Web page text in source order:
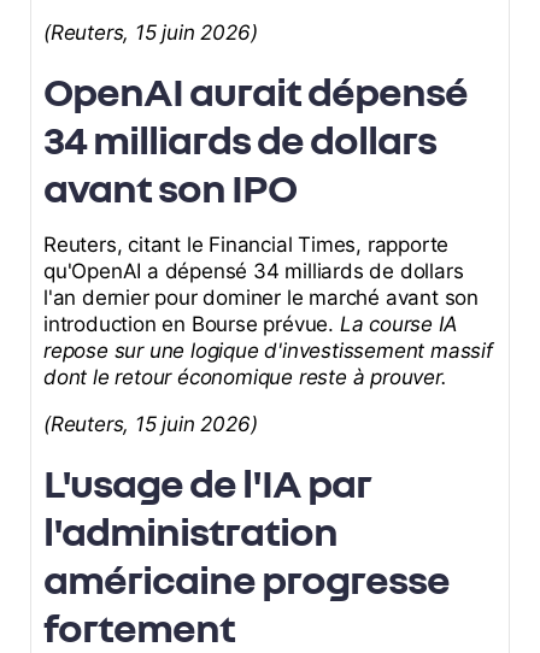
(Reuters, 15 juin 2026)
OpenAI aurait dépensé
34 milliards de dollars
avant son IPO
Reuters, citant le Financial Times, rapporte
qu'OpenAI a dépensé 34 milliards de dollars
l'an dernier pour dominer le marché avant son
introduction en Bourse prévue. La course IA
repose sur une logique d'investissement massif
dont le retour économique reste à prouver.
(Reuters, 15 juin 2026)
L'usage de l'IA par
l'administration
américaine progresse
fortement